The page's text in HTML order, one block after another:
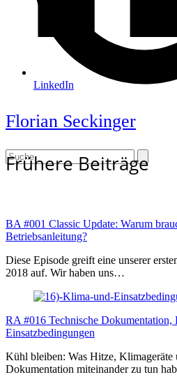
Open
mobile
Close
mobile
Search
LinkedIn
Florian Seckinger
Frühere Beiträge
BA #001 Classic Update: Warum
Betriebsanleitung?
Diese Episode greift eine unserer
2018 auf. Wir haben uns…
RA #016 Technische Dokumentation,
Einsatzbedingungen
Kühl bleiben: Was Hitze, Klimageräte
Dokumentation miteinander zu tun